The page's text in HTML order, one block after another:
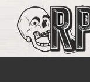
content